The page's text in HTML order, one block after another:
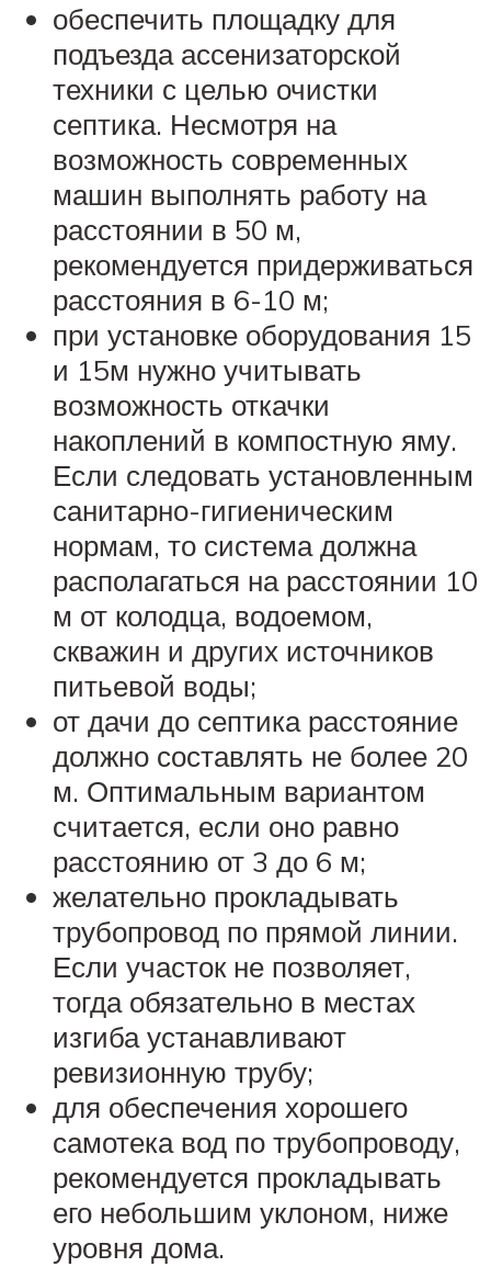
обеспечить площадку для
подъезда ассенизаторской
техники с целью очистки
септика. Несмотря на
возможность современных
машин выполнять работу на
расстоянии в 50 м,
рекомендуется придерживаться
расстояния в 6-10 м;
при установке оборудования 15
и 15м нужно учитывать
возможность откачки
накоплений в компостную яму.
Если следовать установленным
санитарно-гигиеническим
нормам, то система должна
располагаться на расстоянии 10
м от колодца, водоемом,
скважин и других источников
питьевой воды;
от дачи до септика расстояние
должно составлять не более 20
м. Оптимальным вариантом
считается, если оно равно
расстоянию от 3 до 6 м;
желательно прокладывать
трубопровод по прямой линии.
Если участок не позволяет,
тогда обязательно в местах
изгиба устанавливают
ревизионную трубу;
для обеспечения хорошего
самотека вод по трубопроводу,
рекомендуется прокладывать
его небольшим уклоном, ниже
уровня дома.